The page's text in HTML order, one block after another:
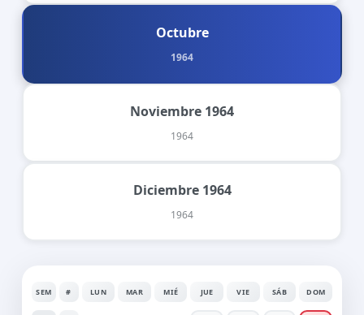
Octubre
1964
Noviembre 1964
1964
Diciembre 1964
1964
SEM # LUN MAR MIÉ JUE VIE SÁB DOM